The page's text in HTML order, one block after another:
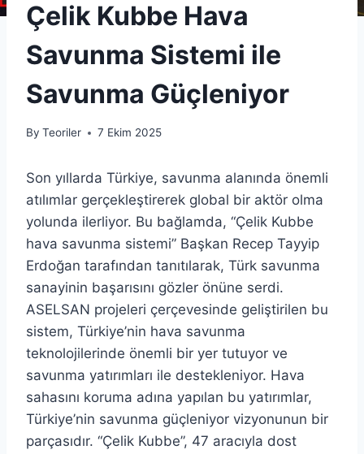
Çelik Kubbe Hava
Savunma Sistemi ile
Savunma Güçleniyor
By Teoriler 7 Ekim 2025
Son yıllarda Türkiye, savunma alanında önemli
atılımlar gerçekleştirerek global bir aktör olma
yolunda ilerliyor. Bu bağlamda, “Çelik Kubbe
hava savunma sistemi” Başkan Recep Tayyip
Erdoğan tarafından tanıtılarak, Türk savunma
sanayinin başarısını gözler önüne serdi.
ASELSAN projeleri çerçevesinde geliştirilen bu
sistem, Türkiye’nin hava savunma
teknolojilerinde önemli bir yer tutuyor ve
savunma yatırımları ile destekleniyor. Hava
sahasını koruma adına yapılan bu yatırımlar,
Türkiye’nin savunma güçleniyor vizyonunun bir
parçasıdır. “Çelik Kubbe”, 47 aracıyla dost